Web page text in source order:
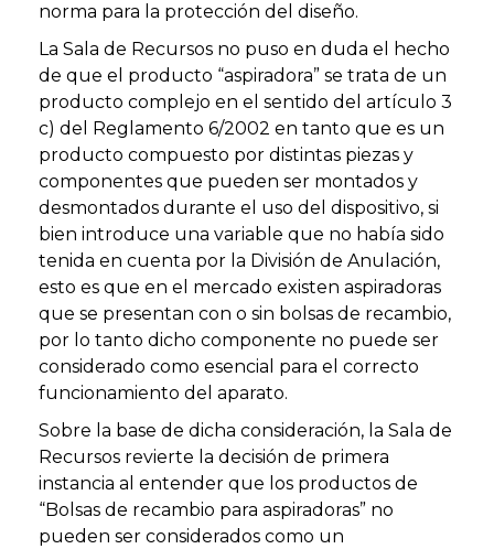
norma para la protección del diseño.
La Sala de Recursos no puso en duda el hecho
de que el producto “aspiradora” se trata de un
producto complejo en el sentido del artículo 3
c) del Reglamento 6/2002 en tanto que es un
producto compuesto por distintas piezas y
componentes que pueden ser montados y
desmontados durante el uso del dispositivo, si
bien introduce una variable que no había sido
tenida en cuenta por la División de Anulación,
esto es que en el mercado existen aspiradoras
que se presentan con o sin bolsas de recambio,
por lo tanto dicho componente no puede ser
considerado como esencial para el correcto
funcionamiento del aparato.
Sobre la base de dicha consideración, la Sala de
Recursos revierte la decisión de primera
instancia al entender que los productos de
“Bolsas de recambio para aspiradoras” no
pueden ser considerados como un